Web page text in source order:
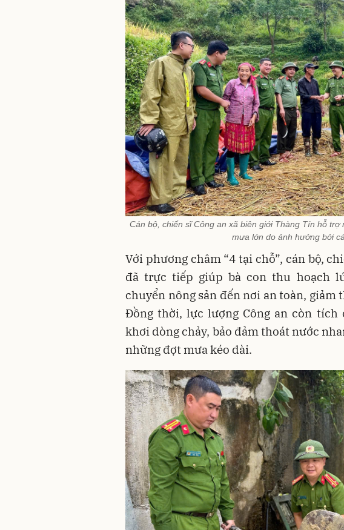
Cán bộ, chiến sĩ Công an xã biên giới Thàng Tín hỗ
mưa lớn do ảnh hưởng bởi
Với phương châm “4 tại chỗ”, cán bộ,
đã trực tiếp giúp bà con thu hoạch
chuyển nông sản đến nơi an toàn, giảm
Đồng thời, lực lượng Công an còn tích
khơi dòng chảy, bảo đảm thoát nước
những đợt mưa kéo dài.